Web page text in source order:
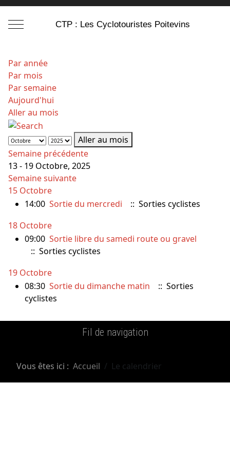
Mobile Menu ToggleCTP : Les Cyclotouristes Poitevins
Par année
Par mois
Par semaine
Aujourd'hui
Aller au mois
Aller au mois
Semaine précédente
13 - 19 Octobre, 2025
Semaine suivante
15 Octobre
14:00Sortie du mercredi
:: Sorties cyclistes
18 Octobre
09:00Sortie libre du samedi route ou gravel
:: Sorties cyclistes
19 Octobre
08:30Sortie du dimanche matin
:: Sorties
cyclistes
Fil de navigation
Vous êtes ici :Accueil Le calendrier